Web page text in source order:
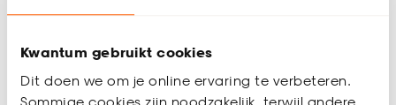
Kwantum gebruikt cookies
Dit doen we om je online ervaring te verbeteren.
Raamfolie Mozaiek
Transparant
Raamfolie Mat
Transparant